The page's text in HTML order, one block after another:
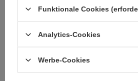
Peruzzo Firenze 2 E-Bike –
174,99 €
Niedrigster Preis in 30 Tagen vor Rabatt:
Funktionale Cookies
Analytics-Cookies
Werbe-Cookies